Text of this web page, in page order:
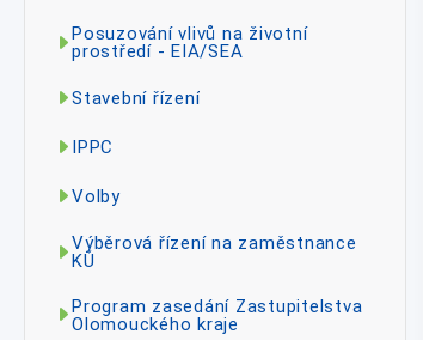
Posuzování vlivů na životní
prostředí - EIA/SEA
Stavební řízení
IPPC
Volby
Výběrová řízení na zaměstnance
KÚ
Program zasedání Zastupitelstva
Olomouckého kraje